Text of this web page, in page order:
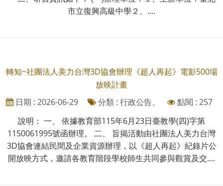
市立復興高級中學２、....
轉知~社團法人美力台灣3D協會辦理《超人再起》電影500場
放映計畫
日期 : 2026-06-29
分類 : 行政公告、
點閱 : 257
說明： 一、 依據教育部115年6月23日臺教學(四)字第
1150061995號函辦理。 二、 旨揭活動由社團法人美力台灣
3D協會連結民間及企業資源辦理，以《超人再起》紀錄片公
開放映方式，邀請各教育階段學校師生共同參與觀賞及交....